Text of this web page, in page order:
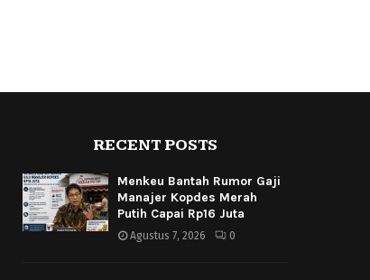
RECENT POSTS
Menkeu Bantah Rumor Gaji
Manajer Kopdes Merah
Putih Capai Rp16 Juta
Agustus 7, 2026 0